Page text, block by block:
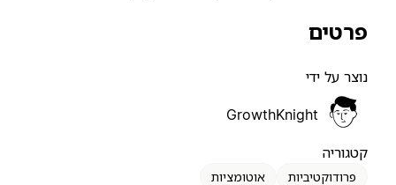
פרטים
נוצר על ידי
GrowthKnight
קטגוריה
פרודוקטיביות אוטומציות